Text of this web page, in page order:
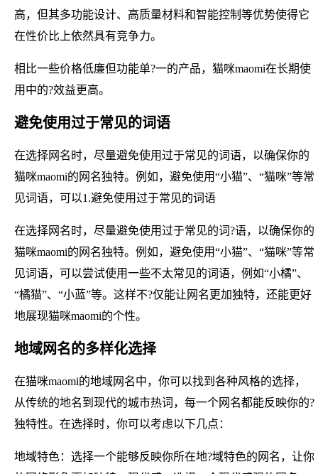
高，但其多功能设计、高质量材料和智能控制等优势使得它
在性价比上依然具有竞争力。
相比一些价格低廉但功能单?一的产品，猫咪maomi在长期使
用中的?效益更高。
避免使用过于常见的词语
在选择网名时，尽量避免使用过于常见的词语，以确保你的
猫咪maomi的网名独特。例如，避免使用“小猫”、“猫咪”等常
见词语，可以1.避免使用过于常见的词语
在选择网名时，尽量避免使用过于常见的词?语，以确保你的
猫咪maomi的网名独特。例如，避免使用“小猫”、“猫咪”等常
见词语，可以尝试使用一些不太常见的词语，例如“小橘”、
“橘猫”、“小蓝”等。这样不?仅能让网名更加独特，还能更好
地展现猫咪maomi的个性。
地域网名的多样化选择
在猫咪maomi的地域网名中，你可以找到各种风格的选择，
从传统的地名到现代的城市热词，每一个网名都能反映你的?
独特性。在选择时，你可以考虑以下几点：
地域特色：选择一个能够反映你所在地?域特色的网名，让你